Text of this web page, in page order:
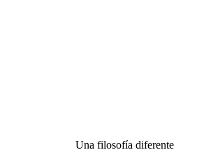
Una filosofía diferente